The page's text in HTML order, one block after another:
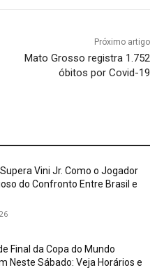
Próximo artigo
Mato Grosso registra 1.752
óbitos por Covid-19
Vini Jr. Como o Jogador
do Confronto Entre Brasil e
Final da Copa do Mundo
Neste Sábado: Veja Horários e